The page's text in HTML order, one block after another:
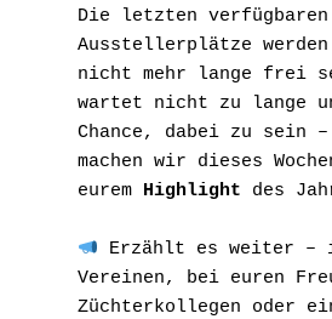
Die letzten verfügbaren
Ausstellerplätze
nicht mehr lange frei
wartet nicht zu lange
Chance, dabei zu sein –
machen wir dieses
eurem Highlight des
Erzählt es weiter –
Vereinen, bei euren
Züchterkollegen oder